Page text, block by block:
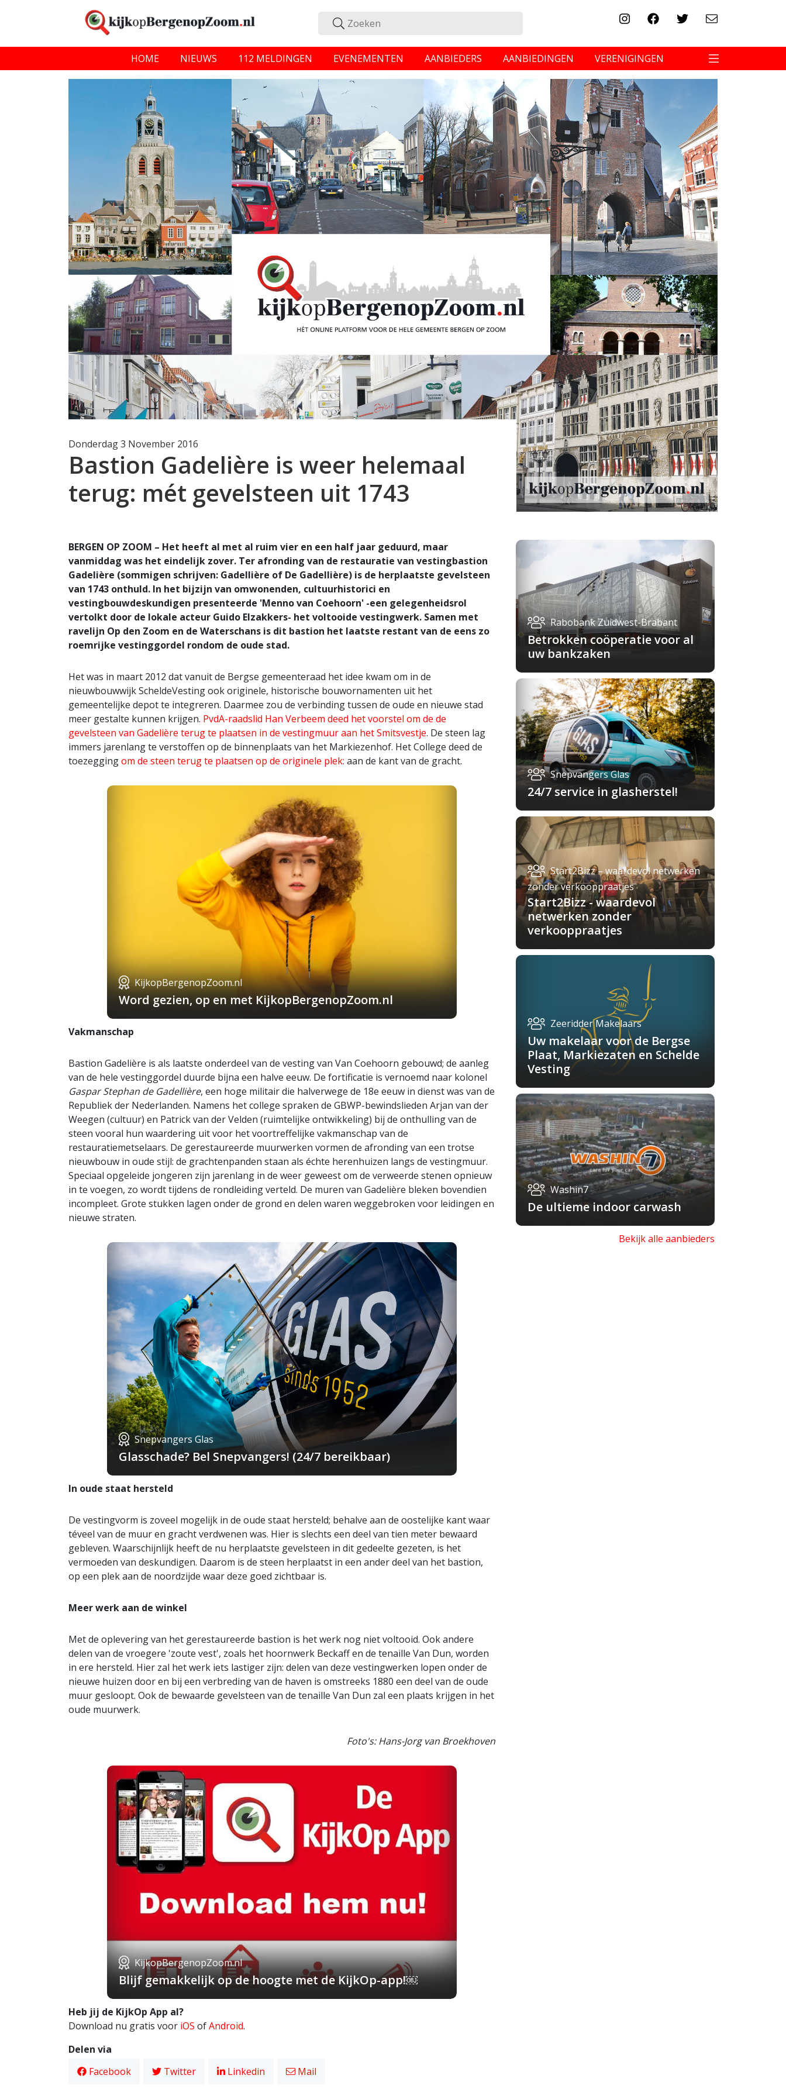
HOME NIEUWS 112 MELDINGEN EVENEMENTEN AANBIEDERS AANBIEDINGEN VERENIGINGEN
Donderdag 3 November 2016
Bastion Gadelière is weer helemaal
terug: mét gevelsteen uit 1743
BERGEN OP ZOOM – Het heeft al met al ruim vier en een half jaar geduurd, maar
vanmiddag was het eindelijk zover. Ter afronding van de restauratie van vestingbastion
Gadelière (sommigen schrijven: Gadellière of De Gadellière) is de herplaatste gevelsteen
van 1743 onthuld. In het bijzijn van omwonenden, cultuurhistorici en
vestingbouwdeskundigen presenteerde 'Menno van Coehoorn' -een gelegenheidsrol
vertolkt door de lokale acteur Guido Elzakkers- het voltooide vestingwerk. Samen met
ravelijn Op den Zoom en de Waterschans is dit bastion het laatste restant van de eens zo
roemrijke vestinggordel rondom de oude stad.
Het was in maart 2012 dat vanuit de Bergse gemeenteraad het idee kwam om in de
nieuwbouwwijk ScheldeVesting ook originele, historische bouwornamenten uit het
gemeentelijke depot te integreren. Daarmee zou de verbinding tussen de oude en nieuwe stad
meer gestalte kunnen krijgen. PvdA-raadslid Han Verbeem deed het voorstel om de de
gevelsteen van Gadelière terug te plaatsen in de vestingmuur aan het Smitsvestje. De steen lag
immers jarenlang te verstoffen op de binnenplaats van het Markiezenhof. Het College deed de
toezeggingom de steen terug te plaatsen op de originele plek: aan de kant van de gracht.
KijkopBergenopZoom.nl
Word gezien, op en met KijkopBergenopZoom.nl
Vakmanschap
Bastion Gadelière is als laatste onderdeel van de vesting van Van Coehoorn gebouwd; de aanleg
van de hele vestinggordel duurde bijna een halve eeuw. De fortificatie is vernoemd naar kolonel
Gaspar Stephan de Gadellière, een hoge militair die halverwege de 18e eeuw in dienst was van de
Republiek der Nederlanden. Namens het college spraken de GBWP-bewindslieden Arjan van der
Weegen (cultuur) en Patrick van der Velden (ruimtelijke ontwikkeling) bij de onthulling van de
steen vooral hun waardering uit voor het voortreffelijke vakmanschap van de
restauratiemetselaars. De gerestaureerde muurwerken vormen de afronding van een trotse
nieuwbouw in oude stijl: de grachtenpanden staan als échte herenhuizen langs de vestingmuur.
Speciaal opgeleide jongeren zijn jarenlang in de weer geweest om de verweerde stenen opnieuw
in te voegen, zo wordt tijdens de rondleiding verteld. De muren van Gadelière bleken bovendien
incompleet. Grote stukken lagen onder de grond en delen waren weggebroken voor leidingen en
nieuwe straten.
Snepvangers Glas
Glasschade? Bel Snepvangers! (24/7 bereikbaar)
In oude staat hersteld
De vestingvorm is zoveel mogelijk in de oude staat hersteld; behalve aan de oostelijke kant waar
téveel van de muur en gracht verdwenen was. Hier is slechts een deel van tien meter bewaard
gebleven. Waarschijnlijk heeft de nu herplaatste gevelsteen in dit gedeelte gezeten, is het
vermoeden van deskundigen. Daarom is de steen herplaatst in een ander deel van het bastion,
op een plek aan de noordzijde waar deze goed zichtbaar is.
Meer werk aan de winkel
Met de oplevering van het gerestaureerde bastion is het werk nog niet voltooid. Ook andere
delen van de vroegere 'zoute vest', zoals het hoornwerk Beckaff en de tenaille Van Dun, worden
in ere hersteld. Hier zal het werk iets lastiger zijn: delen van deze vestingwerken lopen onder de
nieuwe huizen door en bij een verbreding van de haven is omstreeks 1880 een deel van de oude
muur gesloopt. Ook de bewaarde gevelsteen van de tenaille Van Dun zal een plaats krijgen in het
oude muurwerk.
Foto's: Hans-Jorg van Broekhoven
KijkopBergenopZoom.nl
Blijf gemakkelijk op de hoogte met de KijkOp-app!￼
Heb jij de KijkOp App al?
Download nu gratis voor iOS ofAndroid.
Delen via
Facebook
Twitter Linkedin Mail
Rabobank Zuidwest-Brabant
Betrokken coöperatie voor al
uw bankzaken
Snepvangers Glas
24/7 service in glasherstel!
Start2Bizz – waardevol netwerken
zonder verkooppraatjes
Start2Bizz - waardevol
netwerken zonder
verkooppraatjes
Zeeridder Makelaars
Uw makelaar voor de Bergse
Plaat, Markiezaten en Schelde
Vesting
Washin7
De ultieme indoor carwash
Bekijk alle aanbieders